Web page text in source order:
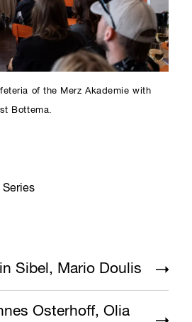
of the Merz Akademie with
Bottema.
Series
Sibel, Mario Doulis
Osterhoff, Olia